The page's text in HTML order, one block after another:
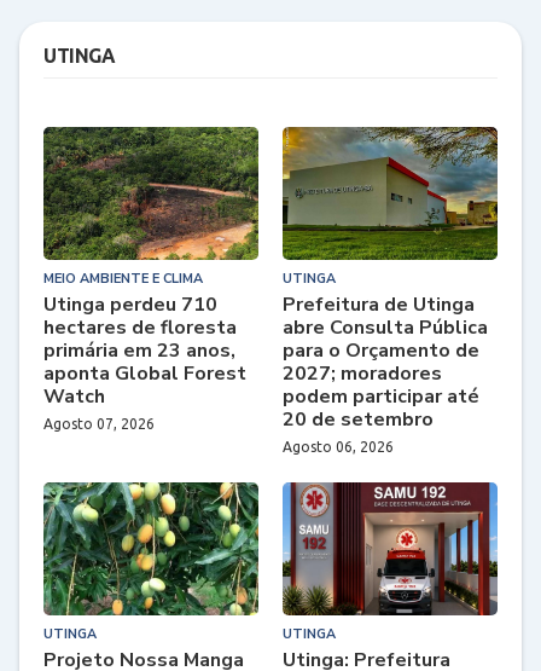
UTINGA
MEIO AMBIENTE E CLIMA
Utinga perdeu 710
hectares de floresta
primária em 23 anos,
aponta Global Forest
Watch
Agosto 07, 2026
UTINGA
Prefeitura de Utinga
abre Consulta Pública
para o Orçamento de
2027; moradores
podem participar até
20 de setembro
Agosto 06, 2026
UTINGA
Projeto Nossa Manga
UTINGA
Utinga: Prefeitura